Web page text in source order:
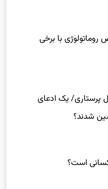
با برخی
از شغل پرستاری/ یک ادعای
است؟